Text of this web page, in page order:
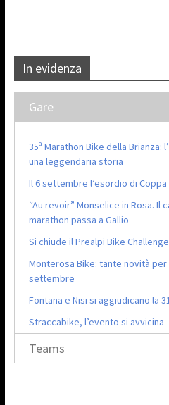
In evidenza
Gare
35ª Marathon Bike della Brianza:
una leggendaria storia
Il 6 settembre l’esordio di
“Au revoir” Monselice in Rosa. Il
marathon passa a Gallio
Si chiude il Prealpi Bike
Monterosa Bike: tante novità
settembre
Fontana e Nisi si aggiudicano la
Straccabike, l’evento si avvicina
Teams